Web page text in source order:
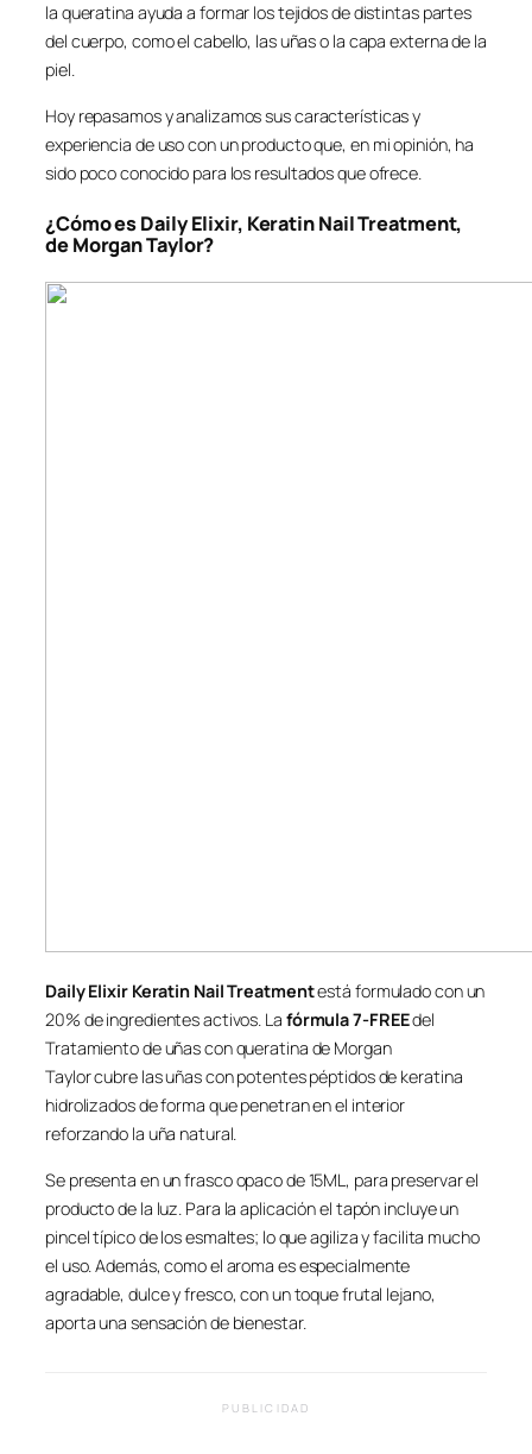
la queratina ayuda a formar los tejidos de distintas partes
del cuerpo, como el cabello, las uñas o la capa externa de la
piel.
Hoy repasamos y analizamos sus características y
experiencia de uso con un producto que, en mi opinión, ha
sido poco conocido para los resultados que ofrece.
¿Cómo es Daily Elixir, Keratin Nail Treatment,
de Morgan Taylor?
Daily Elixir Keratin Nail Treatmentestá formulado con un
20% de ingredientes activos. La fórmula 7-FREEdel
Tratamiento de uñas con queratina de Morgan
Taylor cubre las uñas con potentes péptidos de keratina
hidrolizados de forma que penetran en el interior
reforzando la uña natural.
Se presenta en un frasco opaco de 15ML, para preservar el
producto de la luz. Para la aplicación el tapón incluye un
pincel típico de los esmaltes; lo que agiliza y facilita mucho
el uso. Además, como el aroma es especialmente
agradable, dulce y fresco, con un toque frutal lejano,
aporta una sensación de bienestar.
PUBLICIDAD